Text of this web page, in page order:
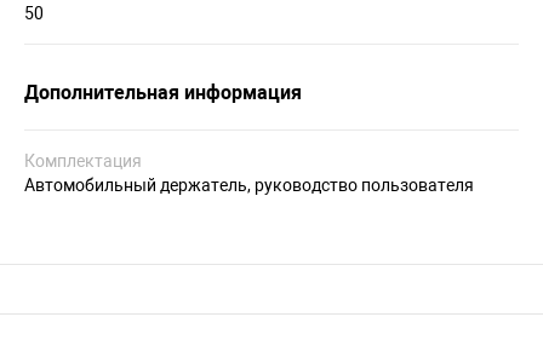
50
Дополнительная информация
Комплектация
Автомобильный держатель, руководство пользователя